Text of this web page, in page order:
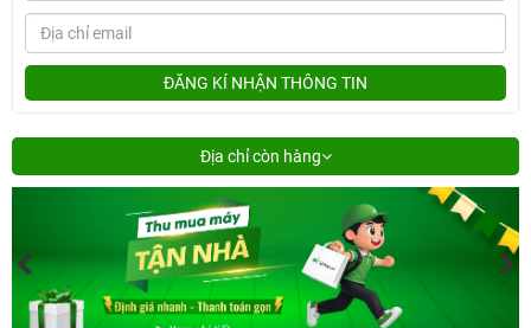
ĐĂNG KÍ NHẬN THÔNG TIN
Địa chỉ còn hàng